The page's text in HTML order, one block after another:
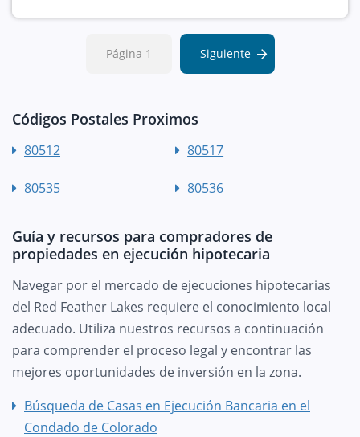
Página 1 Siguiente
Códigos Postales Proximos
80512 80517
80535 80536
Guía y recursos para compradores de
propiedades en ejecución hipotecaria
Navegar por el mercado de ejecuciones hipotecarias
del Red Feather Lakes requiere el conocimiento local
adecuado. Utiliza nuestros recursos a continuación
para comprender el proceso legal y encontrar las
mejores oportunidades de inversión en la zona.
Búsqueda de Casas en Ejecución Bancaria en el
Condado de Colorado